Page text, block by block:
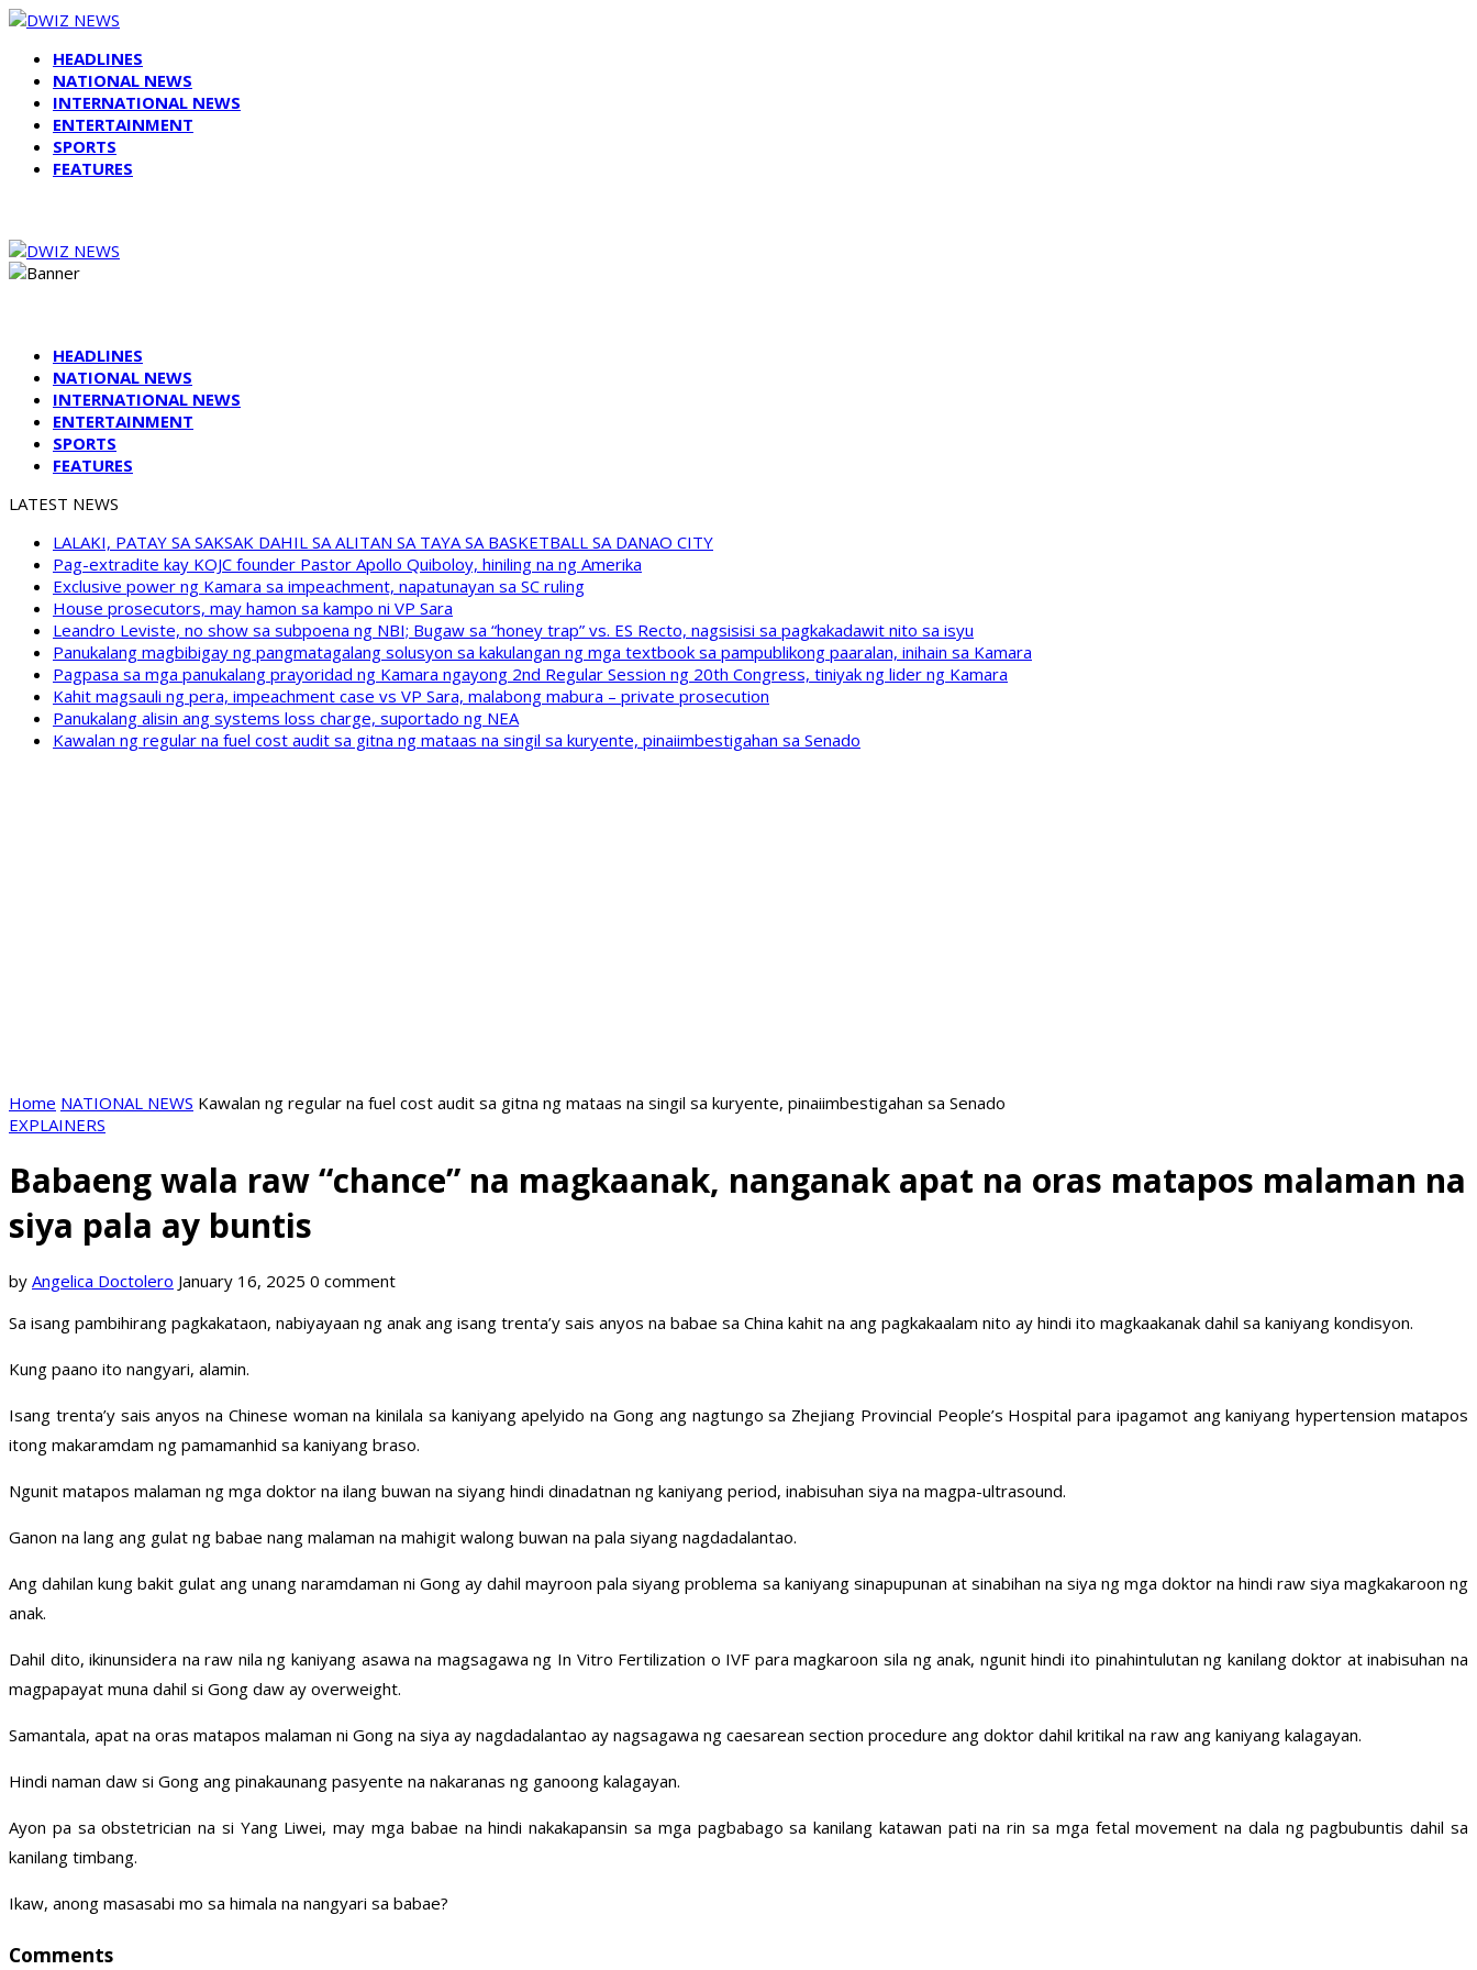
HEADLINES
NATIONAL NEWS
INTERNATIONAL NEWS
ENTERTAINMENT
SPORTS
FEATURES
HEADLINES
NATIONAL NEWS
INTERNATIONAL NEWS
ENTERTAINMENT
SPORTS
FEATURES
LATEST NEWS
LALAKI, PATAY SA SAKSAK DAHIL SA ALITAN SA TAYA SA BASKETBALL SA DANAO CITY
Pag-extradite kay KOJC founder Pastor Apollo Quiboloy, hiniling na ng Amerika
Exclusive power ng Kamara sa impeachment, napatunayan sa SC ruling
House prosecutors, may hamon sa kampo ni VP Sara
Leandro Leviste, no show sa subpoena ng NBI; Bugaw sa “honey trap” vs. ES Recto, nagsisisi sa pagkakadawit nito sa isyu
Panukalang magbibigay ng pangmatagalang solusyon sa kakulangan ng mga textbook sa pampublikong paaralan, inihain sa Kamara
Pagpasa sa mga panukalang prayoridad ng Kamara ngayong 2nd Regular Session ng 20th Congress, tiniyak ng lider ng Kamara
Kahit magsauli ng pera, impeachment case vs VP Sara, malabong mabura – private prosecution
Panukalang alisin ang systems loss charge, suportado ng NEA
Kawalan ng regular na fuel cost audit sa gitna ng mataas na singil sa kuryente, pinaiimbestigahan sa Senado
Home NATIONAL NEWS Kawalan ng regular na fuel cost audit sa gitna ng mataas na singil sa kuryente, pinaiimbestigahan sa Senado
EXPLAINERS
Babaeng wala raw “chance” na magkaanak, nanganak apat na oras matapos malaman na
siya pala ay buntis
by Angelica Doctolero January 16, 2025 0 comment
Sa isang pambihirang pagkakataon, nabiyayaan ng anak ang isang trenta’y sais anyos na babae sa China kahit na ang pagkakaalam nito ay hindi ito magkaakanak dahil sa kaniyang kondisyon.
Kung paano ito nangyari, alamin.
Isang trenta’y sais anyos na Chinese woman na kinilala sa kaniyang apelyido na Gong ang nagtungo sa Zhejiang Provincial People’s Hospital para ipagamot ang kaniyang hypertension matapos
itong makaramdam ng pamamanhid sa kaniyang braso.
Ngunit matapos malaman ng mga doktor na ilang buwan na siyang hindi dinadatnan ng kaniyang period, inabisuhan siya na magpa-ultrasound.
Ganon na lang ang gulat ng babae nang malaman na mahigit walong buwan na pala siyang nagdadalantao.
Ang dahilan kung bakit gulat ang unang naramdaman ni Gong ay dahil mayroon pala siyang problema sa kaniyang sinapupunan at sinabihan na siya ng mga doktor na hindi raw siya magkakaroon ng
anak.
Dahil dito, ikinunsidera na raw nila ng kaniyang asawa na magsagawa ng In Vitro Fertilization o IVF para magkaroon sila ng anak, ngunit hindi ito pinahintulutan ng kanilang doktor at inabisuhan na
magpapayat muna dahil si Gong daw ay overweight.
Samantala, apat na oras matapos malaman ni Gong na siya ay nagdadalantao ay nagsagawa ng caesarean section procedure ang doktor dahil kritikal na raw ang kaniyang kalagayan.
Hindi naman daw si Gong ang pinakaunang pasyente na nakaranas ng ganoong kalagayan.
Ayon pa sa obstetrician na si Yang Liwei, may mga babae na hindi nakakapansin sa mga pagbabago sa kanilang katawan pati na rin sa mga fetal movement na dala ng pagbubuntis dahil sa
kanilang timbang.
Ikaw, anong masasabi mo sa himala na nangyari sa babae?
Comments